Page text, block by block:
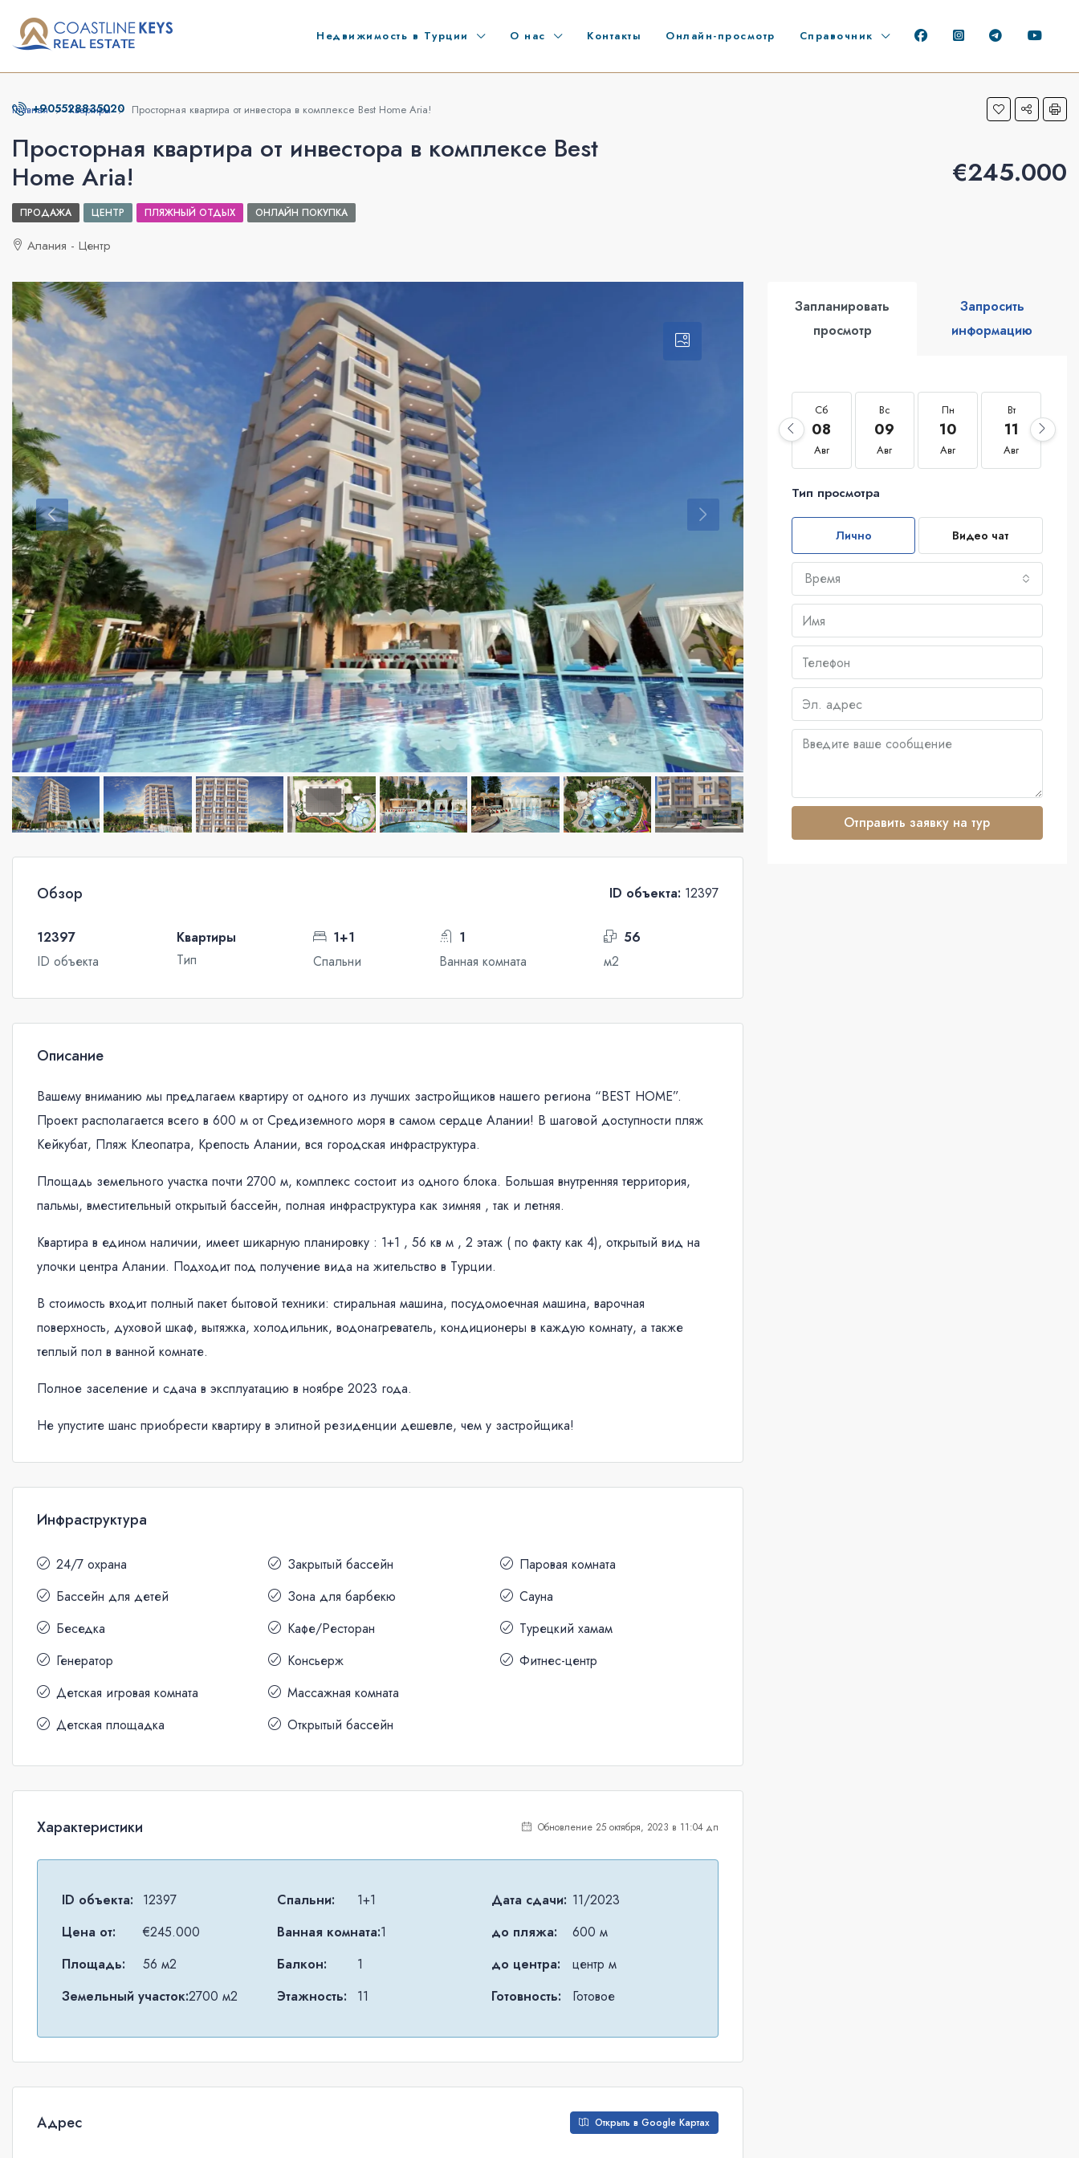
Недвижимость в Турции О нас Контакты Онлайн-просмотр Справочник
+905528835020
Главная Квартиры Просторная квартира от инвестора в комплексе Best Home Aria!
Просторная квартира от инвестора в комплексе Best
Home Aria!
€245.000
ПРОДАЖА ЦЕНТР ПЛЯЖНЫЙ ОТДЫХ ОНЛАЙН ПОКУПКА
Алания - Центр
Обзор ID объекта: 12397
12397
ID объекта
Квартиры
Тип
1+1
Спальни
1
Ванная комната
56
м2
Описание
Вашему вниманию мы предлагаем квартиру от одного из лучших застройщиков нашего региона “BEST HOME”.
Проект располагается всего в 600 м от Средиземного моря в самом сердце Алании! В шаговой доступности пляж
Кейкубат, Пляж Клеопатра, Крепость Алании, вся городская инфраструктура.
Площадь земельного участка почти 2700 м, комплекс состоит из одного блока. Большая внутренняя территория,
пальмы, вместительный открытый бассейн, полная инфраструктура как зимняя , так и летняя.
Квартира в едином наличии, имеет шикарную планировку : 1+1 , 56 кв м , 2 этаж ( по факту как 4), открытый вид на
улочки центра Алании. Подходит под получение вида на жительство в Турции.
В стоимость входит полный пакет бытовой техники: стиральная машина, посудомоечная машина, варочная
поверхность, духовой шкаф, вытяжка, холодильник, водонагреватель, кондиционеры в каждую комнату, а также
теплый пол в ванной комнате.
Полное заселение и сдача в эксплуатацию в ноябре 2023 года.
Не упустите шанс приобрести квартиру в элитной резиденции дешевле, чем у застройщика!
Инфраструктура
24/7 охрана
Бассейн для детей
Беседка
Генератор
Детская игровая комната
Детская площадка
Закрытый бассейн
Зона для барбекю
Кафе/Ресторан
Консьерж
Массажная комната
Открытый бассейн
Паровая комната
Сауна
Турецкий хамам
Фитнес-центр
Характеристики Обновление 25 октября, 2023 в 11:04 дп
ID объекта:
12397
Цена от:
€245.000
Площадь:
56 м2
Земельный участок:2700 м2
Спальни:
1+1
Ванная комната:1
Балкон:
1
Этажность:
11
Дата сдачи: 11/2023
до пляжа:
600 м
до центра:
центр м
Готовность:
Готовое
Адрес Открыть в Google Картах
Запланировать
просмотр
Запросить
информацию
Сб
08
Авг
Вс
09
Авг
Пн
10
Авг
Вт
11
Авг
Тип просмотра
Лично Видео чат
Время
Отправить заявку на тур